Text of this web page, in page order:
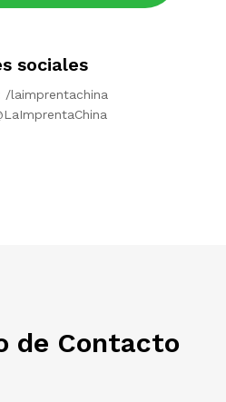
sociales
/laimprentachina
de Contacto